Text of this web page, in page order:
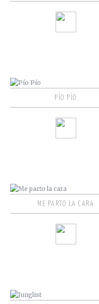
PÍO PÍO
ME PARTO LA CARA